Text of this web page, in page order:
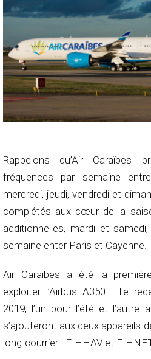
Rappelons qu’Air Caraïbes
fréquences par semaine
mercredi, jeudi, vendredi et
complétés aux cœur de la
additionnelles, mardi et
semaine enter Paris et Cayenne.
Air Caraïbes a été la
exploiter l’Airbus A350. Elle
2019, l’un pour l’été et l’autre
s’ajouteront aux deux appareils
long-courrier : F-HHAV et F-